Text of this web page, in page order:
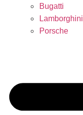
Bugatti
Lamborghini
Porsche